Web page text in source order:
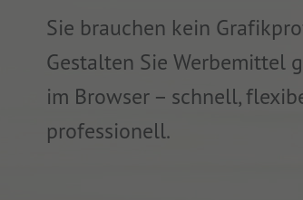
Sie brauchen kein
Gestalten Sie Werbemittel
im Browser – schnell,
professionell.